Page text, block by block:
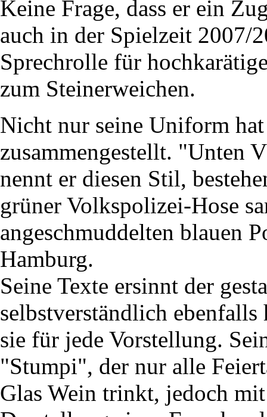
Keine Frage, dass er ein
auch in der Spielzeit 2007/
Sprechrolle für
zum Steinerweichen.
Nicht nur seine Uniform
zusammengestellt. "Unten
nennt er diesen Stil,
grüner Volkspolizei-Hose
angeschmuddelten blauen
Hamburg.
Seine Texte ersinnt der
selbstverständlich
sie für jede Vorstellung.
"Stumpi", der nur alle
Glas Wein trinkt, jedoch